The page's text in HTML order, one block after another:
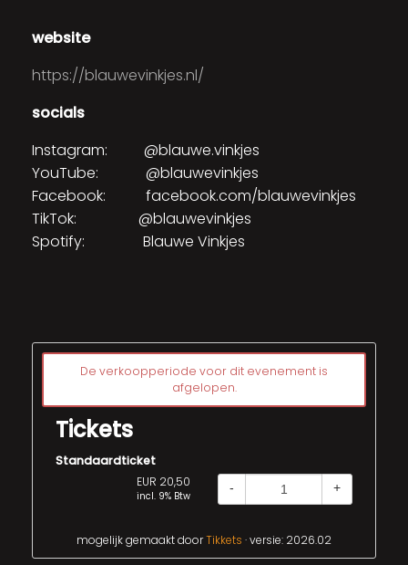
website
https://blauwevinkjes.nl/
socials
Instagram: @blauwe.vinkjes
YouTube: @blauwevinkjes
Facebook: facebook.com/blauwevinkjes
TikTok: @blauwevinkjes
Spotify: Blauwe Vinkjes
De verkoopperiode voor dit evenement is
afgelopen.
Tickets
Standaardticket
EUR 20,50
incl. 9% Btw
- +
mogelijk gemaakt doorTikkets · versie: 2026.02